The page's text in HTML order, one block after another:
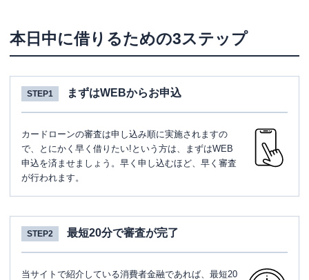
本日中に借りるための3ステップ
STEP1 まずはWEBからお申込
カードローンの審査は申し込み順に実施されますの
で、とにかく早く借りたい!という方は、まずはWEB
申込を済ませましょう。早く申し込むほど、早く審査
が行われます。
STEP2 最短20分で審査が完了
当サイトで紹介している消費者金融であれば、最短20